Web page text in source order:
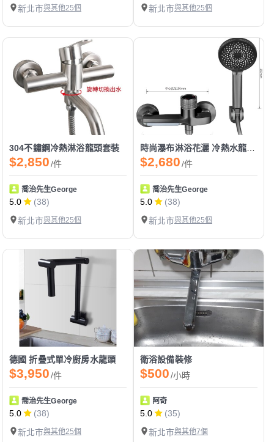
新北市與其他25個
新北市與其他25個
304不鏽鋼冷熱淋浴龍頭套裝
$2,850/件
喬治先生George
5.0
(38)
新北市與其他25個
時尚瀑布淋浴花灑 冷熱水龍頭混水閥 混合衛浴室洗澡三聯龍頭簡易花灑套裝
$2,680/件
喬治先生George
5.0
(38)
新北市與其他25個
德國 折疊式單冷廚房水龍頭
$3,950/件
喬治先生George
5.0
(38)
新北市與其他25個
衛浴設備裝修
$500/小時
阿奇
5.0
(35)
新北市與其他7個